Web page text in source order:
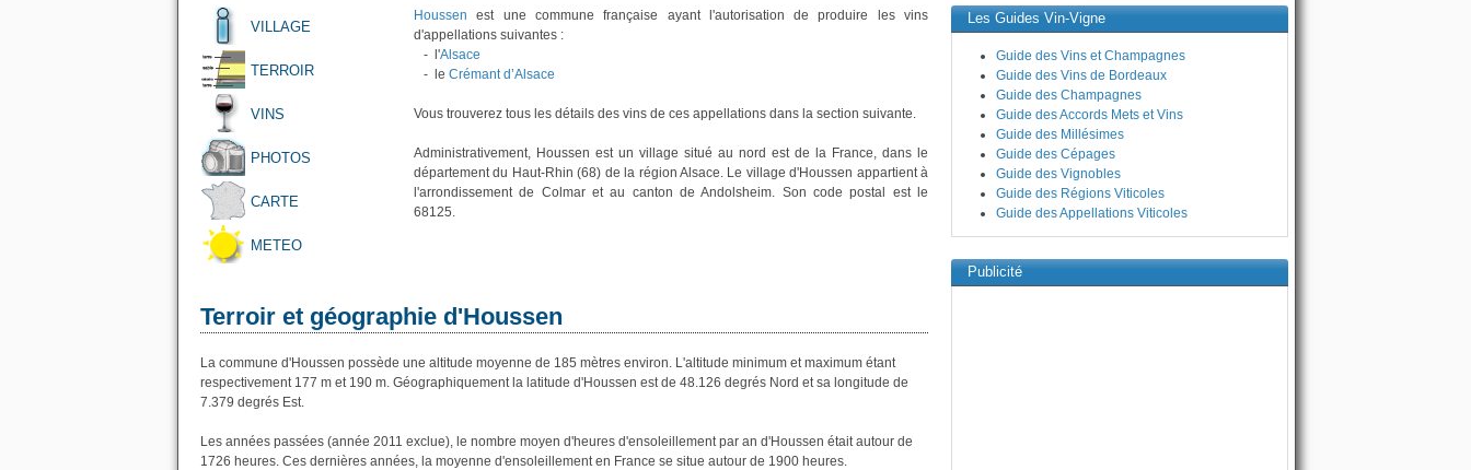
VILLAGE
TERROIR
VINS
PHOTOS
CARTE
METEO
Houssen est une commune française ayant l'autorisation de produire les vins
d'appellations suivantes :
- l'Alsace
- le Crémant d’Alsace
Vous trouverez tous les détails des vins de ces appellations dans la section suivante.
Administrativement, Houssen est un village situé au nord est de la France, dans le
département du Haut-Rhin (68) de la région Alsace. Le village d'Houssen appartient à
l'arrondissement de Colmar et au canton de Andolsheim. Son code postal est le
68125.
Terroir et géographie d'Houssen
La commune d'Houssen possède une altitude moyenne de 185 mètres environ. L'altitude minimum et maximum étant
respectivement 177 m et 190 m. Géographiquement la latitude d'Houssen est de 48.126 degrés Nord et sa longitude de
7.379 degrés Est.
Les années passées (année 2011 exclue), le nombre moyen d'heures d'ensoleillement par an d'Houssen était autour de
1726 heures. Ces dernières années, la moyenne d'ensoleillement en France se situe autour de 1900 heures.
Les Guides Vin-Vigne
Guide des Vins et Champagnes
Guide des Vins de Bordeaux
Guide des Champagnes
Guide des Accords Mets et Vins
Guide des Millésimes
Guide des Cépages
Guide des Vignobles
Guide des Régions Viticoles
Guide des Appellations Viticoles
Publicité